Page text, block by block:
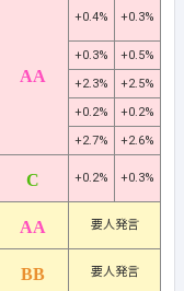
+0.4% +0.3%
+0.3%
+0.5%
+2.3% +2.5%
+0.2%
+0.2%
+2.7%
+2.6%
+0.2% +0.3%
要人発言
要人発言